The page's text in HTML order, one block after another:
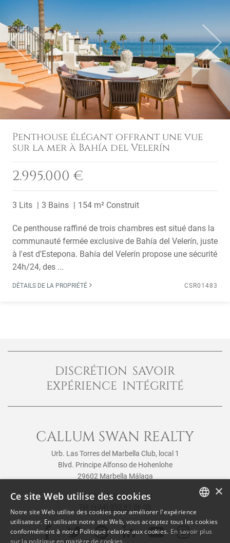
Previous Next
Penthouse élégant offrant une vue
sur la mer à Bahía del Velerín
2.995.000 €
3 Lits 3 Bains 154 m² Construit
Ce penthouse raffiné de trois chambres est situé dans la
communauté fermée exclusive de Bahía del Velerín, juste
à l'est d'Estepona. Bahía del Velerín propose une sécurité
24h/24, des ...
DÉTAILS DE LA PROPRIÉTÉ CSR01483
DISCRÉTION SAVOIR
EXPÉRIENCE INTÉGRITÉ
CALLUM SWAN REALTY
Urb. Las Torres del Marbella Club, local 1
Blvd. Principe Alfonso de Hohenlohe
29602 Marbella Málaga
info@callumswan.com
ENGLISH
SPANISH
×
Ce site Web utilise des cookies
Notre site Web utilise des cookies pour améliorer l'expérience
utilisateur. En utilisant notre site Web, vous acceptez tous les cookies
conformément à notre Politique relative aux cookies. En savoir plus
sur la politique en matière de cookies